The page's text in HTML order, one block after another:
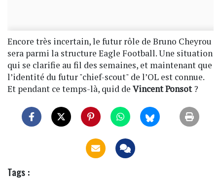
Encore très incertain, le futur rôle de Bruno Cheyrou
sera parmi la structure Eagle Football. Une situation
qui se clarifie au fil des semaines, et maintenant que
l’identité du futur "chief-scout" de l’OL est connue.
Et pendant ce temps-là, quid de Vincent Ponsot?
Tags :